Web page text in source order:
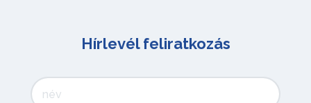
Hírlevél feliratkozás